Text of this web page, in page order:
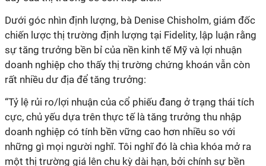
Dưới góc nhìn định lượng, bà Denise Chisholm, giám đốc
chiến lược thị trường định lượng tại Fidelity, lập luận rằng
sự tăng trưởng bền bỉ của nền kinh tế Mỹ và lợi nhuận
doanh nghiệp cho thấy thị trường chứng khoán vẫn còn
rất nhiều dư địa để tăng trưởng:
“Tỷ lệ rủi ro/lợi nhuận của cổ phiếu đang ở trạng thái tích
cực, chủ yếu dựa trên thực tế là tăng trưởng thu nhập
doanh nghiệp có tính bền vững cao hơn nhiều so với
những gì mọi người nghĩ. Tôi nghĩ đó là chìa khóa mở ra
một thị trường giá lên chu kỳ dài hạn, bởi chính sự bền